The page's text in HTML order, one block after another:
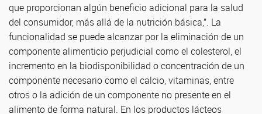
que proporcionan algún beneficio adicional para la salud
del consumidor, más allá de la nutrición básica,”. La
funcionalidad se puede alcanzar por la eliminación de un
componente alimenticio perjudicial como el colesterol, el
incremento en la biodisponibilidad o concentración de un
componente necesario como el calcio, vitaminas, entre
otros o la adición de un componente no presente en el
alimento de forma natural. En los productos lácteos